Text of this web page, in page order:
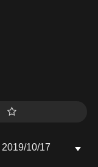
10/17